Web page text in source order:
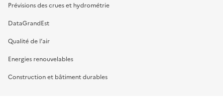
Prévisions des crues et hydrométrie
DataGrandEst
Qualité de l’air
Energies renouvelables
Construction et bâtiment durables